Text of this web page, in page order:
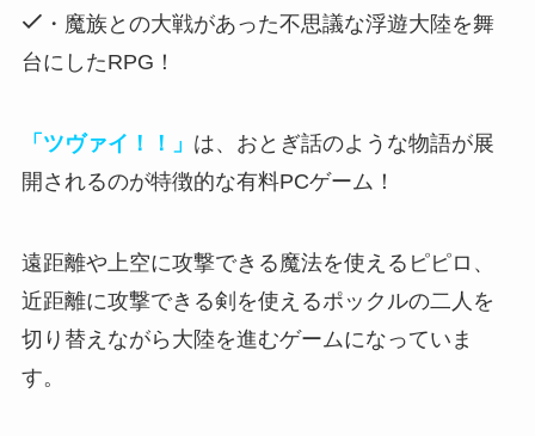
・魔族との大戦があった不思議な浮遊大陸を舞
台にしたRPG！
「ツヴァイ！！」 は、おとぎ話のような物語が展
開されるのが特徴的な有料PCゲーム！
遠距離や上空に攻撃できる魔法を使えるピピロ 、
近距離に攻撃できる剣を使えるポックルの二人を
切り替えながら大陸を進むゲームになっていま
す。